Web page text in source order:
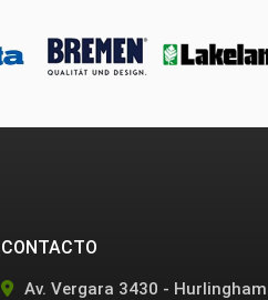
CONTACTO
Av. Vergara 3430 - Hurlingham